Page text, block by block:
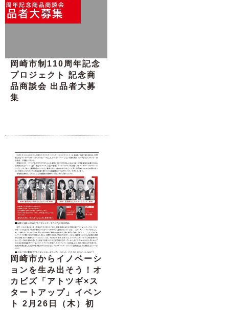
岡崎市制110周年記念
プロジェクト 記念商
品商談会 出品者大募
集
岡崎市からイノベーシ
ョンを生み出そう！オ
カビズ「アトツギ×ス
タートアップ」イベン
ト 2月26日（木）初